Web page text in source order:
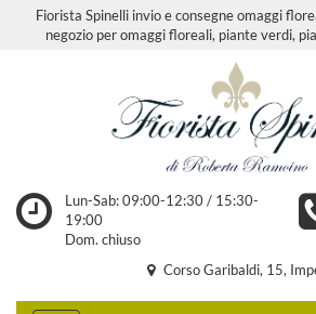
Fiorista Spinelli invio e consegne omaggi
negozio per omaggi floreali, piante verdi,
Lun-Sab: 09:00-12:30 / 15:30-
19:00
Dom. chiuso
Corso Garibaldi, 15,